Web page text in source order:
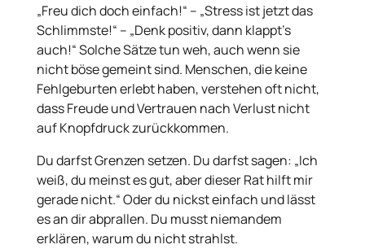
„Freu dich doch einfach!“ – „Stress ist jetzt das
Schlimmste!“ – „Denk positiv, dann klappt's
auch!“ Solche Sätze tun weh, auch wenn sie
nicht böse gemeint sind. Menschen, die keine
Fehlgeburten erlebt haben, verstehen oft nicht,
dass Freude und Vertrauen nach Verlust nicht
auf Knopfdruck zurückkommen.
Du darfst Grenzen setzen. Du darfst sagen: „Ich
weiß, du meinst es gut, aber dieser Rat hilft mir
gerade nicht.“ Oder du nickst einfach und lässt
es an dir abprallen. Du musst niemandem
erklären, warum du nicht strahlst.